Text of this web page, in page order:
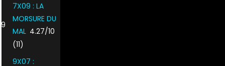
9
7X09 : LA
MORSURE DU
MAL 4.27/10
(11)
9X07 :